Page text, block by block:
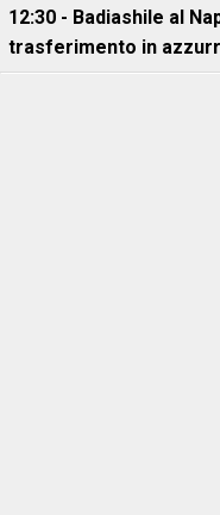
12:30 - Badiashile al
trasferimento in